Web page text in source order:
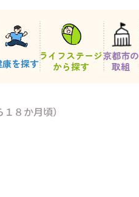
康を探す
ライフステージ
から探す
京都市の
取組
８か月頃）